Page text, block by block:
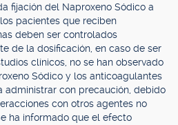
fijación del Naproxeno Sódico a
pacientes que reciben
deben ser controlados
de la dosificación, en caso de ser
clínicos, no se han observado
Sódico y los anticoagulantes
administrar con precaución, debido
con otros agentes no
ha informado que el efecto